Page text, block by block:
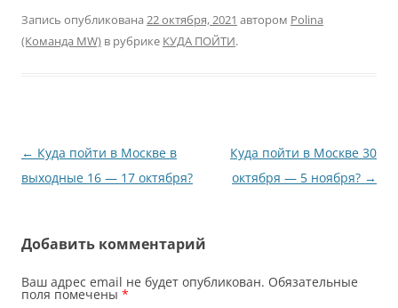
Запись опубликована 22 октября, 2021 автором Polina
(Команда MW) в рубрике КУДА ПОЙТИ.
Навигация
по
← Куда пойти в Москве в
выходные 16 — 17 октября?
Куда пойти в Москве 30
октября — 5 ноября? →
Добавить комментарий
Ваш адрес email не будет опубликован. Обязательные
поля помечены *